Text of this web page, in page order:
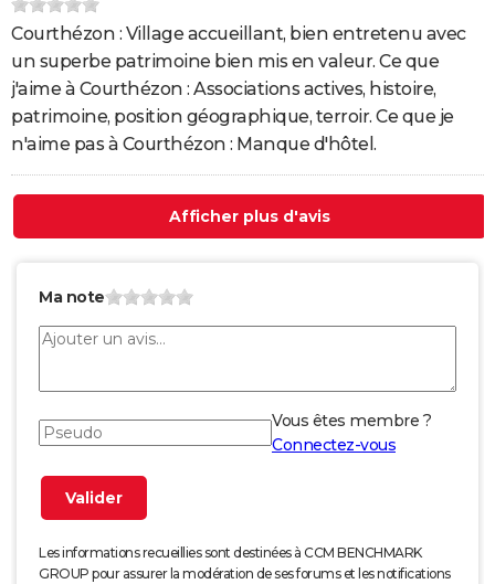
Courthézon : Village accueillant, bien entretenu avec
un superbe patrimoine bien mis en valeur. Ce que
j'aime à Courthézon : Associations actives, histoire,
patrimoine, position géographique, terroir. Ce que je
n'aime pas à Courthézon : Manque d'hôtel.
Afficher plus d'avis
Ma note
Vous êtes membre ?
Connectez-vous
Les informations recueillies sont destinées à CCM BENCHMARK
GROUP pour assurer la modération de ses forums et les notifications